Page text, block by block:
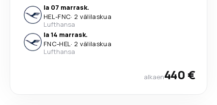
la 07 marrask.
HEL-FNC· 2 välilaskua
Lufthansa
la 14 marrask.
FNC-HEL· 2 välilaskua
Lufthansa
alkaen440 €